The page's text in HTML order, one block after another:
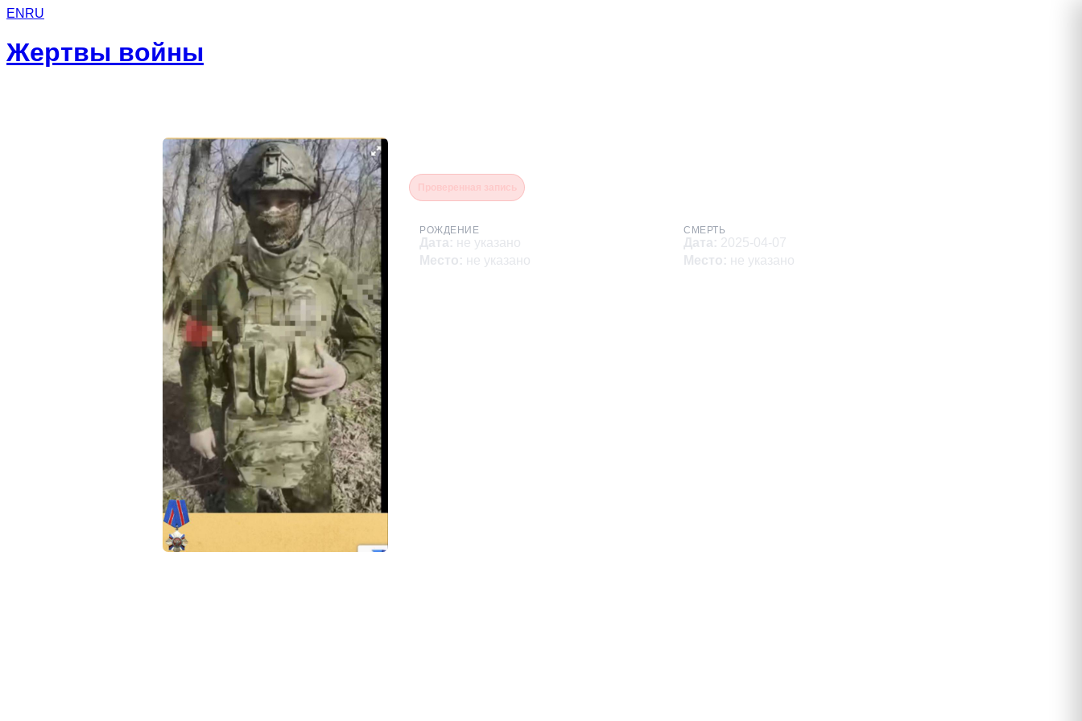
EN RU
Жертвы войны
РОЖДЕНИЕ
Дата: не указано
Место: не указано
СМЕРТЬ
Дата: 2025-04-07
Место: не указано